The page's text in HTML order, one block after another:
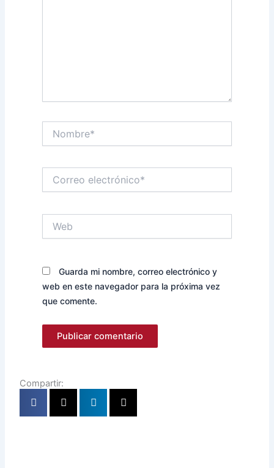
electrónico*
Guarda mi nombre, correo electrónico y
web en este navegador para la próxima vez
que comente.
Compartir: